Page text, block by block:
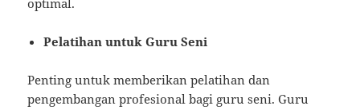
Pelatihan untuk Guru Seni
Penting untuk memberikan pelatihan dan
pengembangan profesional bagi guru seni. Guru